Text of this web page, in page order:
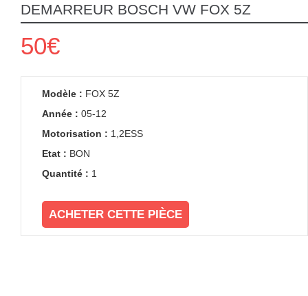
DEMARREUR BOSCH VW FOX 5Z
50€
Modèle : FOX 5Z
Année : 05-12
Motorisation : 1,2ESS
Etat : BON
Quantité : 1
ACHETER CETTE PIÈCE